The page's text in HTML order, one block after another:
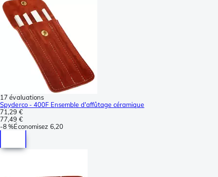
17 évaluations
Spyderco - 400F Ensemble d'affûtage céramique
71,29 €
77,49 €
-8 %Économisez 6,20